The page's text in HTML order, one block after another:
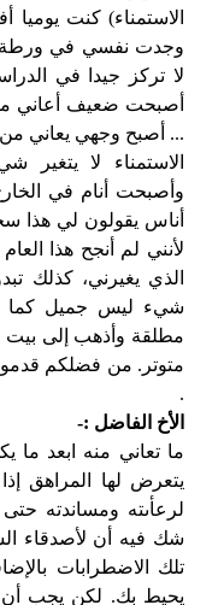
وجدت نفسي في ورطة
لا تركز جيدا في
أصبحت ضعيف أعاني من
... أصبح وجهي يعاني
الاستمناء لا
وأصبحت أنام في
أناس يقولون لي هذا
لأنني لم أنجح هذا
الذي يغيرني، كذلك
شيء ليس جميل كما
مطلقة وأذهب إلى بيت
متوتر. من فضلكم
.
الأخ الفاضل :-
ما تعاني منه ابعد
يتعرض لها المراهق
لرعأىته ومساندته
شك فيه أن لأصدقاء
تلك الاضطرابات
يحيط بك. لكن يجب أن